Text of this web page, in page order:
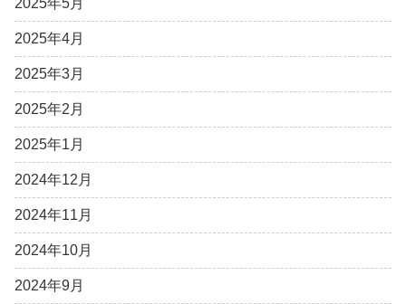
2025年4月
2025年3月
2025年2月
2025年1月
2024年12月
2024年11月
2024年10月
2024年9月